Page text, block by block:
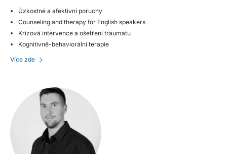
Úzkostné a afektivní poruchy
Counseling and therapy for English speakers
Krizová intervence a ošetření traumatu
Kognitivně-behaviorální terapie
Více zde